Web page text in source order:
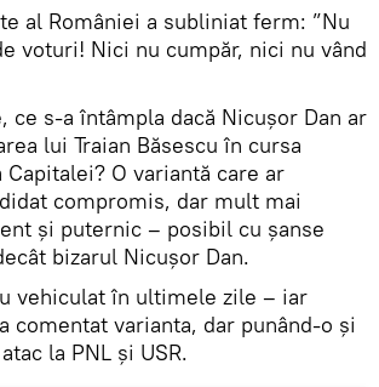
al României a subliniat ferm: ”Nu
voturi! Nici nu cumpăr, nici nu vând
ce s-a întâmpla dacă Nicușor Dan ar
lui Traian Băsescu în cursa
O variantă care ar
compromis, dar mult mai
și puternic – posibil cu șanse
bizarul Nicușor Dan.
vehiculat în ultimele zile – iar
comentat varianta, dar punând-o și
la PNL și USR.